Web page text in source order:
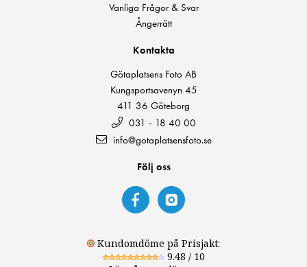
Vanliga Frågor & Svar
Ångerrätt
Kontakta
Götaplatsens Foto AB
Kungsportsavenyn 45
411 36 Göteborg
031 - 18 40 00
info@gotaplatsensfoto.se
Följ oss